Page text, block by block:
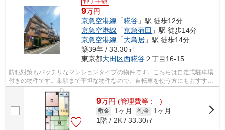
9万円
京急空港線 「糀谷 」駅 徒歩12分
京急空港線 「京急蒲田 」駅 徒歩14分
京急空港線 「大鳥居 」駅 徒歩14分
築39年 / 33.30㎡
東京都大田区西糀谷２丁目16-15
防犯対策もバッチリなマンションタイプの物件です。こちらは自走式駐車場
付きの物件です。乗駅まで平坦な物件なので、自転車を使う方にもおすすめ
です。駅まで徒歩12分の物件です。初...
9万円 (管理費等：- )
敷金 1ヶ月 礼金
1ヶ月
1階 / 2K / 33.30㎡